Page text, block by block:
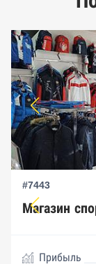
#7443
Магазин
Прибыль